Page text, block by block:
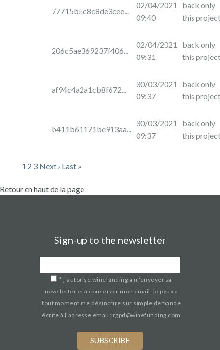
77715b5c8c8de3cee...
02/04/2021
09:40
back only
this
206c5ae369237f406...
02/04/2021
09:31
back only
this
af94c4a2a1cb8f672...
30/03/2021
09:37
back only
this
b411b61171be913aa...
30/03/2021
09:37
back only
this
1 2 3 Next › Last »
Retour en haut de la page
Sign-up to the newsletter
* j’autorise winefunding à m'envoyer sa
newsletter et à conserver mon email. je peux à
tout moment me désincrire sur simple demande
écrite à l'adresse email : rgpd@winefunding.com